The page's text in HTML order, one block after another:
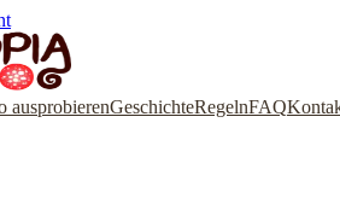
ausprobierenGeschichteRegelnFAQ